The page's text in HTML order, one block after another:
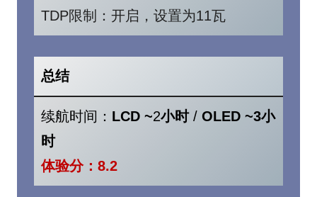
TDP限制：开启，设置为11瓦
总结
续航时间： LCD ~2小时/ OLED ~3小
时
体验分：8.2